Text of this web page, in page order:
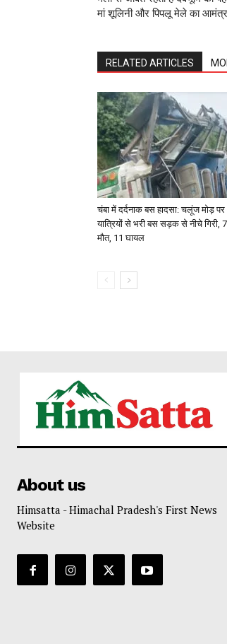
मां शूलिनी और पिपलू मेले का
RELATED ARTICLES
चंबा में दर्दनाक बस हादसा: चलूंज मोड़
यात्रियों से भरी बस सड़क से नीचे गिरी,
मौत, 11 घायल
About us
Himsatta - Himachal Pradesh's First News
Website